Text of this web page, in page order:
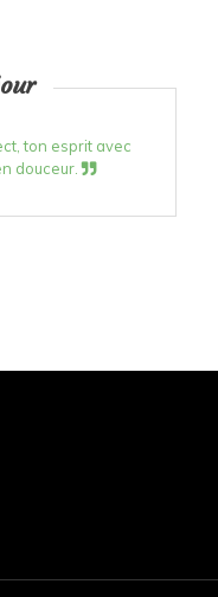
ton esprit avec
douceur.